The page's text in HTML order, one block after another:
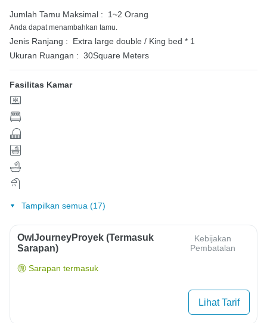
Jumlah Tamu Maksimal : 1~2 Orang
Anda dapat menambahkan tamu.
Jenis Ranjang :
Extra large double / King bed * 1
Ukuran Ruangan : 30Square Meters
Fasilitas Kamar
Tampilkan semua (17)
OwlJourneyProyek (Termasuk
Sarapan)
Kebijakan
Pembatalan
Sarapan termasuk
Lihat Tarif